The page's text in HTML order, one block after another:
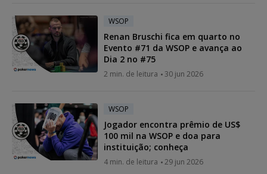
WSOP
Renan Bruschi fica em quarto no
Evento #71 da WSOP e avança ao
Dia 2 no #75
2 min. de leitura 30 jun 2026
WSOP
Jogador encontra prêmio de US$
100 mil na WSOP e doa para
instituição; conheça
4 min. de leitura 29 jun 2026